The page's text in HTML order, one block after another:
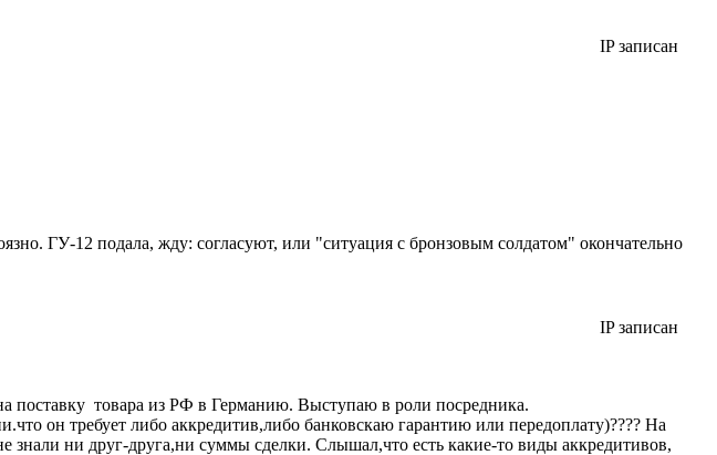
IP записан
ГУ-12 подала, жду: согласуют, или "ситуация с бронзовым солдатом" окончательно
IP записан
поставку товара из РФ в Германию. Выступаю в роли посредника.
он требует либо аккредитив,либо банковскаю гарантию или передоплату)???? На
ни друг-друга,ни суммы сделки. Слышал,что есть какие-то виды аккредитивов,